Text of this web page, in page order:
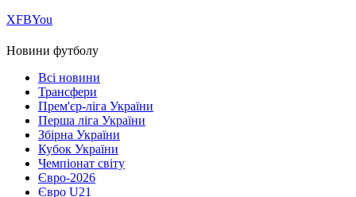
ХFBYou
Новини футболу
Всі новини
Трансфери
Прем'єр-ліга України
Перша ліга України
Збірна України
Кубок України
Чемпіонат світу
Євро-2026
Євро U21